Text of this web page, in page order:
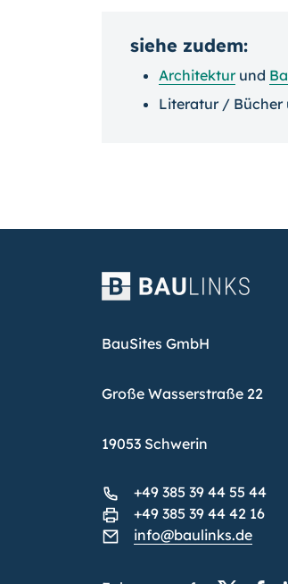
siehe zudem:
Architekturund
Literatur / Bücher
BauSites GmbH
Große Wasserstraße 22
19053 Schwerin
+49 385 39 44 55 44
+49 385 39 44 42 16
info@baulinks.de